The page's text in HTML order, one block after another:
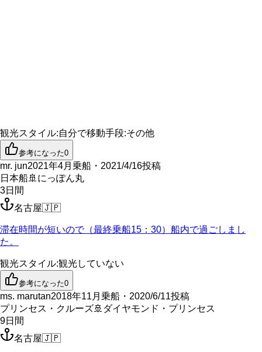
観光スタイル:自分で移動手段:その他
参考になった0
mr. jun2021年4月乗船・2021/4/16投稿
日本船🚢 にっぽん丸
3日間
名古屋🇯🇵
滞在時間が短いので（最終乗船15：30）船内で過ごしまし
た。
観光スタイル:観光していない
参考になった0
ms. marutan2018年11月乗船・2020/6/11投稿
プリンセス・クルーズ🚢 ダイヤモンド・プリンセス
9日間
名古屋🇯🇵